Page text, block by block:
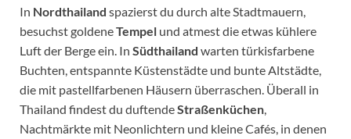
In Nordthailand spazierst du durch alte Stadtmauern,
besuchst goldeneTempel und atmest die etwas kühlere
Luft der Berge ein. In Südthailand warten türkisfarbene
Buchten, entspannte Küstenstädte und bunte Altstädte,
die mit pastellfarbenen Häusern überraschen. Überall in
Thailand findest du duftendeStraßenküchen
Nachtmärkte mit Neonlichtern und kleine Cafés, in denen